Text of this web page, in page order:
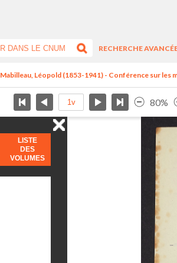
RECHERCHE
Mabilleau, Léopold (1853-1941) - Conférence sur les
80%
LISTE
DES
VOLUMES